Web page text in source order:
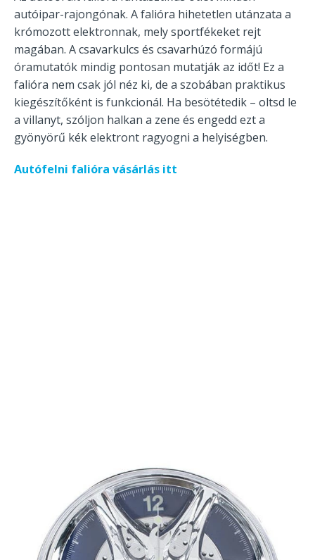
autóipar-rajongónak. A falióra hihetetlen utánzata a
krómozott elektronnak, mely sportfékeket rejt
magában. A csavarkulcs és csavarhúzó formájú
óramutatók mindig pontosan mutatják az időt! Ez a
falióra nem csak jól néz ki, de a szobában praktikus
kiegészítőként is funkcionál. Ha besötétedik – oltsd le
a villanyt, szóljon halkan a zene és engedd ezt a
gyönyörű kék elektront ragyogni a helyiségben.
Autófelni falióra vásárlás itt